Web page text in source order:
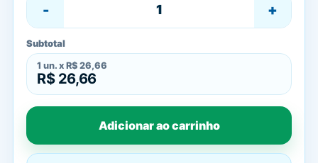
- +
Subtotal
1 un. x R$ 26,66
R$ 26,66
Adicionar ao carrinho